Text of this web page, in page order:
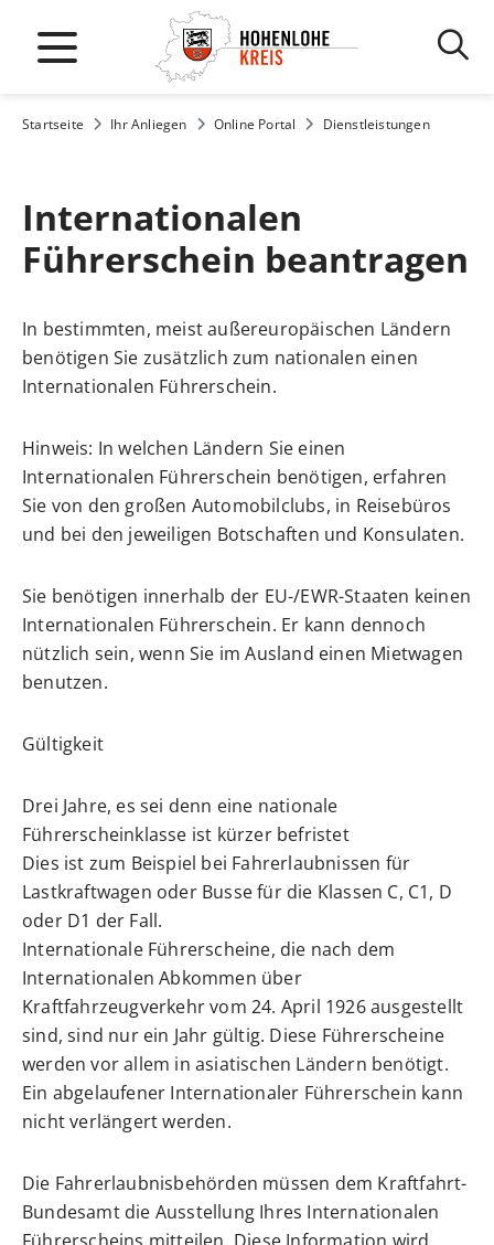
Startseite Ihr Anliegen Online Portal Dienstleistungen
Internationalen
Führerschein beantragen
In bestimmten, meist außereuropäischen Ländern
benötigen Sie zusätzlich zum nationalen einen
Internationalen Führerschein.
Hinweis: In welchen Ländern Sie einen
Internationalen Führerschein benötigen, erfahren
Sie von den großen Automobilclubs, in Reisebüros
und bei den jeweiligen Botschaften und Konsulaten.
Sie benötigen innerhalb der EU-/EWR-Staaten keinen
Internationalen Führerschein. Er kann dennoch
nützlich sein, wenn Sie im Ausland einen Mietwagen
benutzen.
Gültigkeit
Drei Jahre, es sei denn eine nationale
Führerscheinklasse ist kürzer befristet
Dies ist zum Beispiel bei Fahrerlaubnissen für
Lastkraftwagen oder Busse für die Klassen C, C1, D
oder D1 der Fall.
Internationale Führerscheine, die nach dem
Internationalen Abkommen über
Kraftfahrzeugverkehr vom 24. April 1926 ausgestellt
sind, sind nur ein Jahr gültig. Diese Führerscheine
werden vor allem in asiatischen Ländern benötigt.
Ein abgelaufener Internationaler Führerschein kann
nicht verlängert werden.
Die Fahrerlaubnisbehörden müssen dem Kraftfahrt-
Bundesamt die Ausstellung Ihres Internationalen